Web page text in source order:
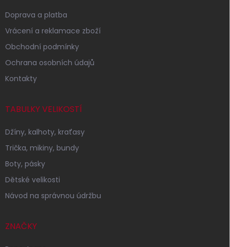
Doprava a platba
Vrácení a reklamace zboží
Obchodní podmínky
Ochrana osobních údajů
Kontakty
TABULKY VELIKOSTÍ
Džíny, kalhoty, kraťasy
Trička, mikiny, bundy
Boty, pásky
Dětské velikosti
Návod na správnou údržbu
ZNAČKY